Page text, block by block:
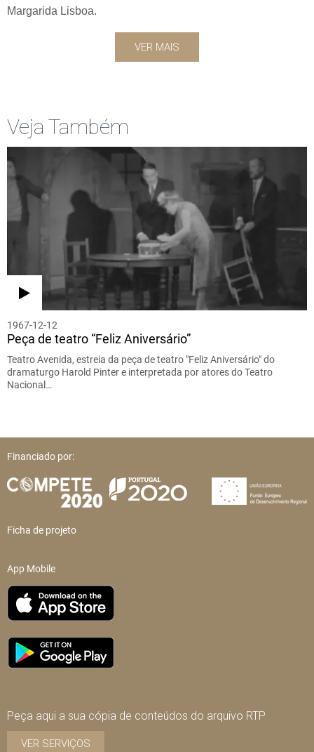
Margarida Lisboa.
VER MAIS
Veja Também
1967-12-12
Peça de teatro “Feliz Aniversário”
Teatro Avenida, estreia da peça de teatro "Feliz Aniversário" do
dramaturgo Harold Pinter e interpretada por atores do Teatro
Nacional…
Financiado por:
Ficha de projeto
App Mobile
Peça aqui a sua cópia de conteúdos do arquivo RTP
VER SERVIÇOS